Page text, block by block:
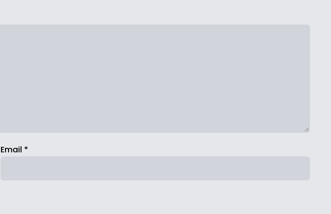
Email *